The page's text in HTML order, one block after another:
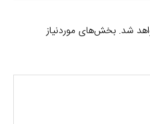
شد. بخش‌های موردنیاز